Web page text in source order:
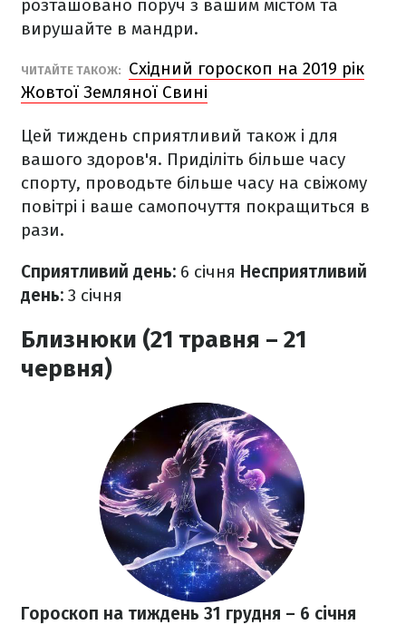
розташовано поруч з вашим містом та
вирушайте в мандри.
ЧИТАЙТЕ ТАКОЖ:
Східний гороскоп на 2019 рік
Жовтої Земляної Свині
Цей тиждень сприятливий також і для
вашого здоров'я. Приділіть більше часу
спорту, проводьте більше часу на свіжому
повітрі і ваше самопочуття покращиться в
рази.
Сприятливий день: 6 січня Несприятливий
день: 3 січня
Близнюки (21 травня – 21
червня)
Гороскоп на тиждень 31 грудня – 6 січня